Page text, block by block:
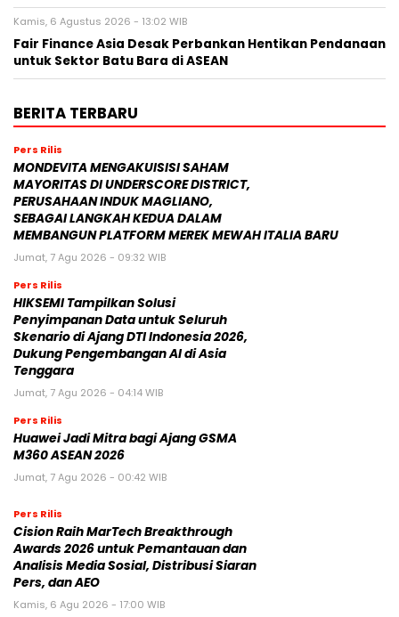
Kamis, 6 Agustus 2026 - 13:02 WIB
Fair Finance Asia Desak Perbankan Hentikan Pendanaan
untuk Sektor Batu Bara di ASEAN
BERITA TERBARU
Pers Rilis
MONDEVITA MENGAKUISISI SAHAM
MAYORITAS DI UNDERSCORE DISTRICT,
PERUSAHAAN INDUK MAGLIANO,
SEBAGAI LANGKAH KEDUA DALAM
MEMBANGUN PLATFORM MEREK MEWAH ITALIA BARU
Jumat, 7 Agu 2026 - 09:32 WIB
Pers Rilis
HIKSEMI Tampilkan Solusi
Penyimpanan Data untuk Seluruh
Skenario di Ajang DTI Indonesia 2026,
Dukung Pengembangan AI di Asia
Tenggara
Jumat, 7 Agu 2026 - 04:14 WIB
Pers Rilis
Huawei Jadi Mitra bagi Ajang GSMA
M360 ASEAN 2026
Jumat, 7 Agu 2026 - 00:42 WIB
Pers Rilis
Cision Raih MarTech Breakthrough
Awards 2026 untuk Pemantauan dan
Analisis Media Sosial, Distribusi Siaran
Pers, dan AEO
Kamis, 6 Agu 2026 - 17:00 WIB